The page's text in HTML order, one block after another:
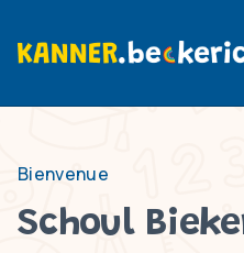
Bienvenue
Schoul